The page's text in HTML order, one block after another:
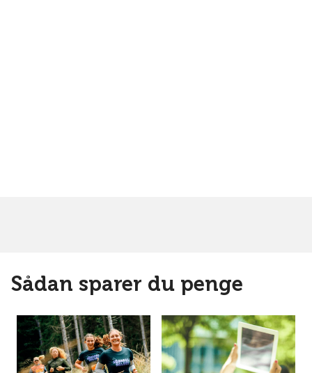
Sådan sparer du penge